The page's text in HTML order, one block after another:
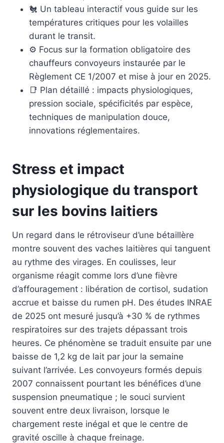
🐔 Un tableau interactif vous guide sur les
températures critiques pour les volailles
durant le transit.
⚙️ Focus sur la formation obligatoire des
chauffeurs convoyeurs instaurée par le
Règlement CE 1/2007 et mise à jour en 2025.
📑 Plan détaillé : impacts physiologiques,
pression sociale, spécificités par espèce,
techniques de manipulation douce,
innovations réglementaires.
Stress et impact
physiologique du transport
sur les bovins laitiers
Un regard dans le rétroviseur d’une bétaillère
montre souvent des vaches laitières qui tanguent
au rythme des virages. En coulisses, leur
organisme réagit comme lors d’une fièvre
d’affouragement : libération de cortisol, sudation
accrue et baisse du rumen pH. Des études INRAE
de 2025 ont mesuré jusqu’à +30 % de rythmes
respiratoires sur des trajets dépassant trois
heures. Ce phénomène se traduit ensuite par une
baisse de 1,2 kg de lait par jour la semaine
suivant l’arrivée. Les convoyeurs formés depuis
2007 connaissent pourtant les bénéfices d’une
suspension pneumatique ; le souci survient
souvent entre deux livraison, lorsque le
chargement reste inégal et que le centre de
gravité oscille à chaque freinage.